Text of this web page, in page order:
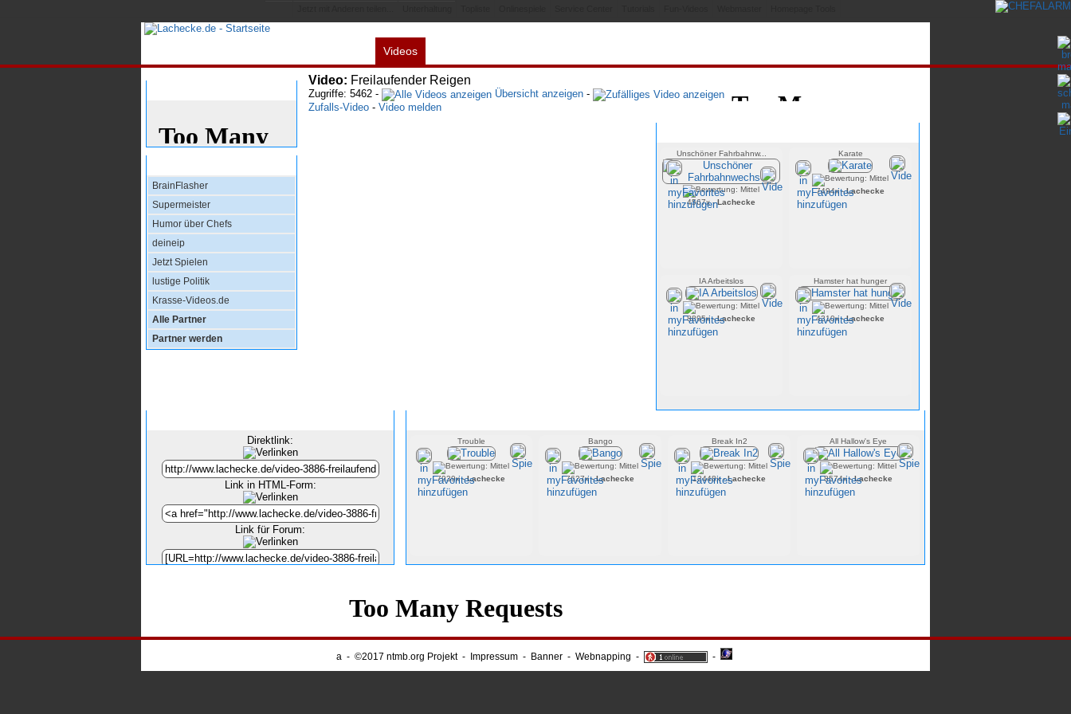
Videos
BrainFlasher
Supermeister
Humor über Chefs
deineip
Jetzt Spielen
lustige Politik
Krasse-Videos.de
Alle Partner
Partner werden
Video: Freilaufender Reigen
Zugriffe: 5462 - Übersicht anzeigen -
Zufalls-Video - Video melden
Unschöner Fahrbahnw...
4567x -Lachecke
Karate
7494x -Lachecke
IA Arbeitslos
8895x -Lachecke
Hamster hat hunger
4310x -Lachecke
Trouble
7939x -Lachecke
Bango
7627x -Lachecke
Break In2
12448x -Lachecke
All Hallow's Eye
8574x -Lachecke
Direktlink:
Link in HTML-Form:
Link für Forum:
a - ©2017 ntmb.org Projekt - Impressum - Banner - Webnapping - -